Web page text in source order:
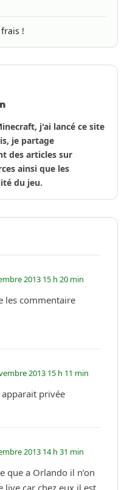
!
LinkedIn
j'ai lancé ce site
je partage
des articles sur
ainsi que les
du jeu.
2013 15 h 20 min
les commentaire
2013 15 h 11 min
privée
2013 14 h 31 min
que a Orlando il n’on
live car chez eux il est